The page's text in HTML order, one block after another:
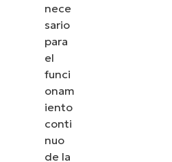
nece
sario
para
el
funci
onam
iento
conti
nuo
de la